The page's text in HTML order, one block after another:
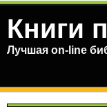
Книги
Лучшая on-line